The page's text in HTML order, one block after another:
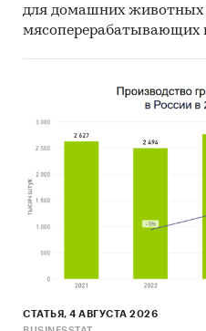
для домашних животных
мясоперерабатывающих
СТАТЬЯ, 4 АВГУСТА 2026